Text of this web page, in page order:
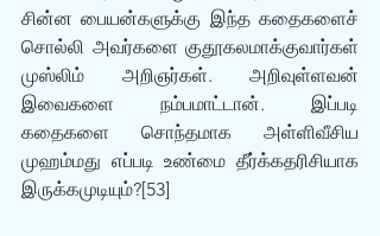
சின்ன பையன்களுக்கு இந்த கதைகளைச்
சொல்லி அவர்களை குதூகலமாக்குவார்கள்
முஸ்லிம் அறிஞர்கள். அறிவுள்ளவன்
இவைகளை நம்பமாட்டான். இப்படி
கதைகளை சொந்தமாக அள்ளிவீசிய
முஹம்மது எப்படி உண்மை தீர்க்கதரிசியாக
இருக்கமுடியும்?[53]